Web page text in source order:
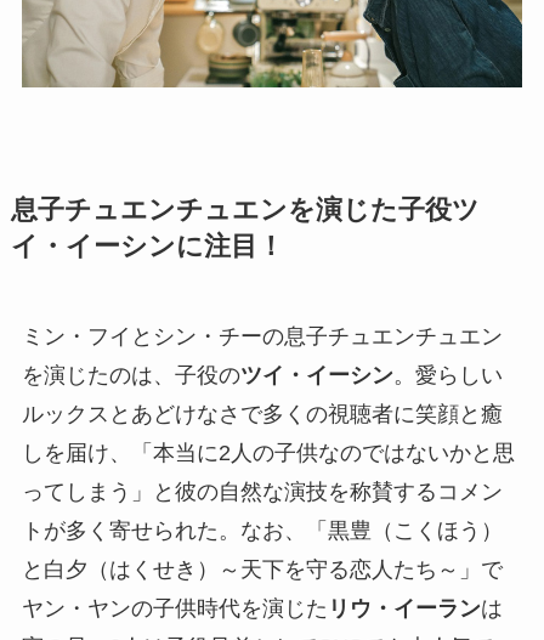
息子チュエンチュエンを演じた子役ツ
イ・イーシンに注目！
ミン・フイとシン・チーの息子チュエンチュエン
を演じたのは、子役のツイ・イーシン。愛らしい
ルックスとあどけなさで多くの視聴者に笑顔と癒
しを届け、「本当に2人の子供なのではないかと思
ってしまう」と彼の自然な演技を称賛するコメン
トが多く寄せられた。なお、「黒豊（こくほう）
と白夕（はくせき）～天下を守る恋人たち～」で
ヤン・ヤンの子供時代を演じた リウ・イーランは